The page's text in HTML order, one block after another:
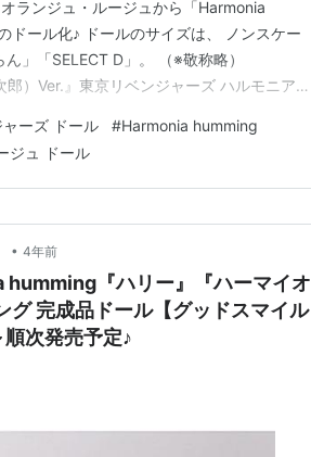
ランジュ・ルージュから「Harmonia
ドール化♪ ドールのサイズは、 ノンスケー
」「SELECT D」。 （※敬称略）
）Ver.』東京リベンジャーズ ハルモニアハ
（佐野万次郎）』東京リベンジャーズ 完
ーズ ドール #Harmonia humming
ジュ ドール
• 4年前
humming『ハリー』『ハーマイオ
グ 完成品ドール【グッドスマイル
次発売予定♪